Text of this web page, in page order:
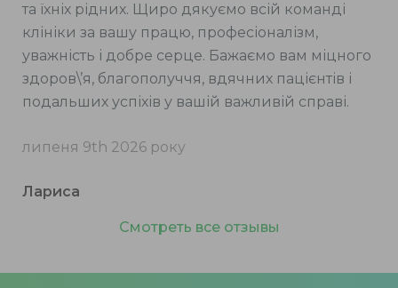
та їхніх рідних. Щиро дякуємо всій команді
клініки за вашу працю, професіоналізм,
уважність і добре серце. Бажаємо вам міцного
здоров\’я, благополуччя, вдячних пацієнтів і
подальших успіхів у вашій важливій справі.
липеня 9th 2026 року
Лариса
Смотреть все отзывы